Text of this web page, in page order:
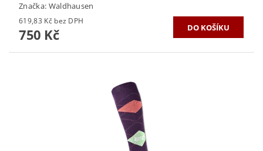
Značka: Waldhausen
619,83 Kč bez DPH
750 Kč